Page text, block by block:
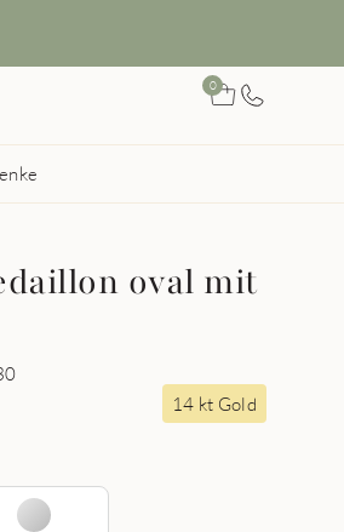
0
oval mit
14 kt Gold